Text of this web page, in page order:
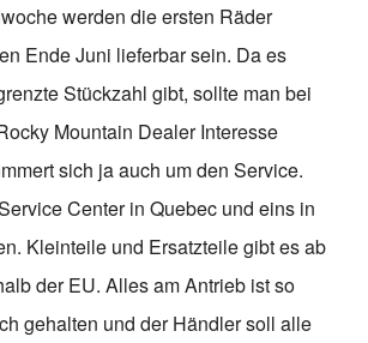
werden die ersten Räder
Ende Juni lieferbar sein. Da es
Stückzahl gibt, sollte man bei
Mountain Dealer Interesse
sich ja auch um den Service.
Center in Quebec und eins in
Kleinteile und Ersatzteile gibt es ab
der EU. Alles am Antrieb ist so
gehalten und der Händler soll alle